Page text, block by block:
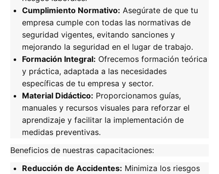
Cumplimiento Normativo: Asegúrate de que tu
empresa cumple con todas las normativas de
seguridad vigentes, evitando sanciones y
mejorando la seguridad en el lugar de trabajo.
Formación Integral: Ofrecemos formación teórica
y práctica, adaptada a las necesidades
específicas de tu empresa y sector.
Material Didáctico: Proporcionamos guías,
manuales y recursos visuales para reforzar el
aprendizaje y facilitar la implementación de
medidas preventivas.
Beneficios de nuestras capacitaciones:
Reducción de Accidentes: Minimiza los riesgos